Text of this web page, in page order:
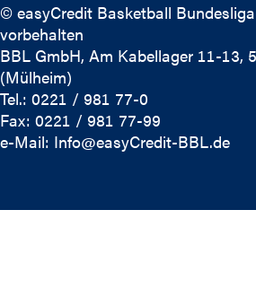
© easyCredit Basketball
vorbehalten
BBL GmbH, Am Kabellager 11-13,
(Mülheim)
Tel.: 0221 / 981 77-0
Fax: 0221 / 981 77-99
e-Mail: Info@easyCredit-BBL.de